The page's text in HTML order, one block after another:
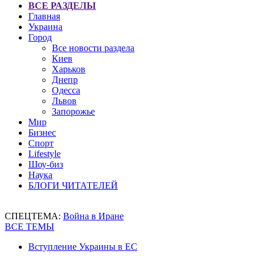
ВСЕ РАЗДЕЛЫ
Главная
Украина
Город
Все новости раздела
Киев
Харьков
Днепр
Одесса
Львов
Запорожье
Мир
Бизнес
Спорт
Lifestyle
Шоу-биз
Наука
БЛОГИ ЧИТАТЕЛЕЙ
СПЕЦТЕМА: Война в Иране
ВСЕ ТЕМЫ
Вступление Украины в ЕС